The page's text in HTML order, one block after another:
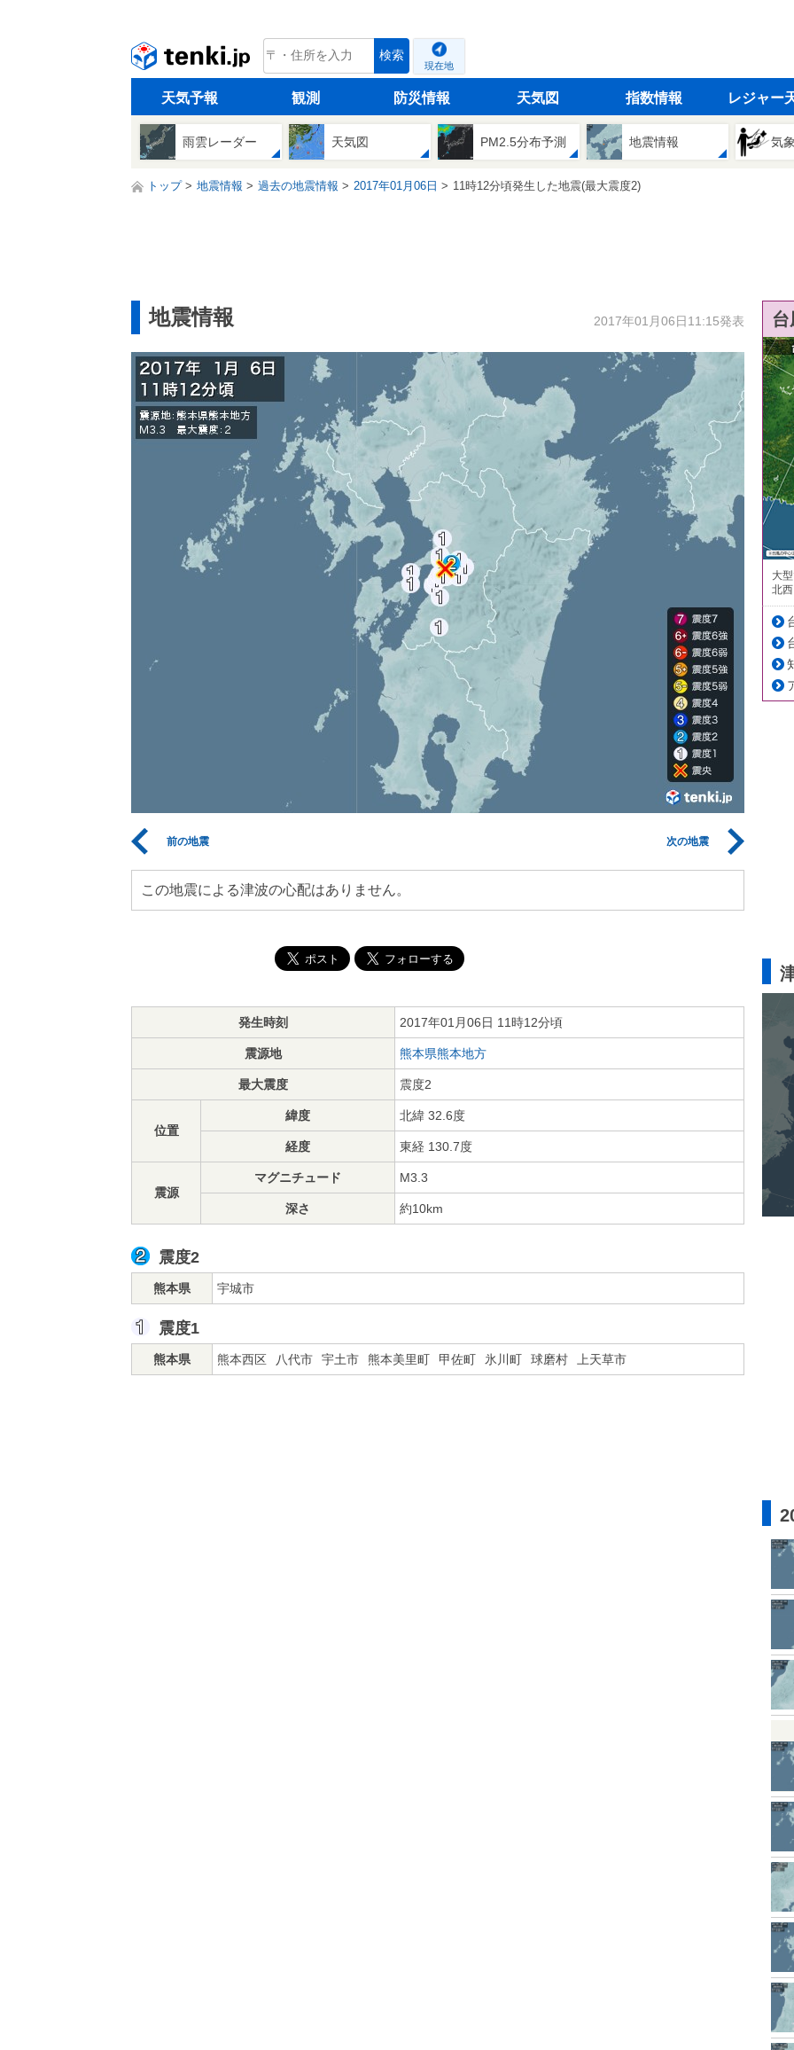
tenki.jp 検索
現在地
天気予報 観測 防災情報 天気図 指数情報 レジャー
雨雲レーダー 天気図 PM2.5分布予測 地震情報 気
トップ 地震情報 過去の地震情報 2017年01月06日 11時12分頃発生した地震(最大震度2)
地震情報 2017年01月06日11:15発表
前の地震 次の地震
この地震による津波の心配はありません。
発生時刻 2017年01月06日 11時12分頃
震源地 熊本県熊本地方
最大震度 震度2
位置
緯度 北緯 32.6度
経度 東経 130.7度
震源
マグニチュード M3.3
深さ 約10km
震度2
熊本県 宇城市
震度1
熊本県 熊本西区 八代市 宇土市 熊本美里町 甲佐町 氷川町 球磨村 上天草市
大
北